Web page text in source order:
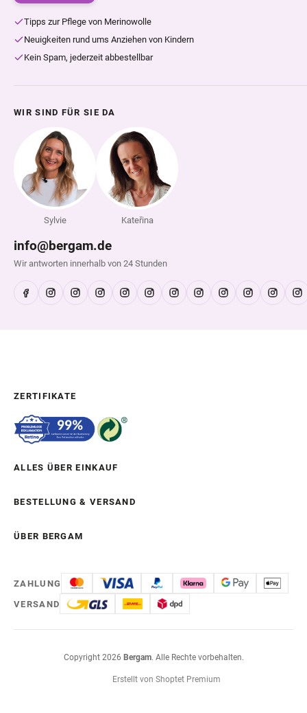
Tipps zur Pflege von Merinowolle
Neuigkeiten rund ums Anziehen von Kindern
Kein Spam, jederzeit abbestellbar
WIR SIND FÜR SIE DA
Sylvie Kateřina
info@bergam.de
Wir antworten innerhalb von 24 Stunden
ZERTIFIKATE
ALLES ÜBER EINKAUF
BESTELLUNG & VERSAND
ÜBER BERGAM
ZAHLUNG
VERSAND
Erstellt von Shoptet Premium
Copyright 2026 Bergam. Alle Rechte vorbehalten.